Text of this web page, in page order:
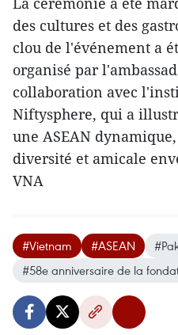
des cultures et des
clou de l'événement a
organisé par
collaboration avec
Niftysphere, qui a
une ASEAN
diversité et amicale
VNA
#Vietnam #ASEAN
#58e anniversaire de la